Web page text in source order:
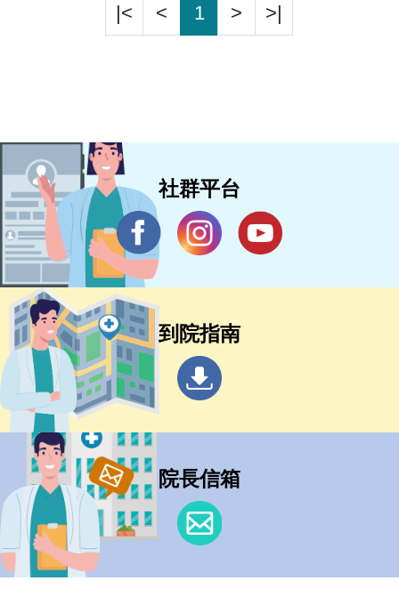
|< < 1 > >|
社群平台
到院指南
院長信箱